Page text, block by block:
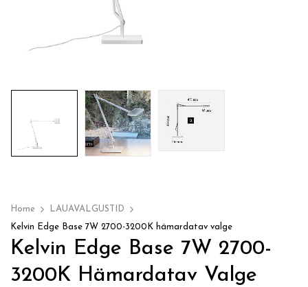
Home
LAUAVALGUSTID
Kelvin Edge Base 7W 2700-3200K hämardatav valge
Kelvin Edge Base 7W 2700-
3200K Hämardatav Valge